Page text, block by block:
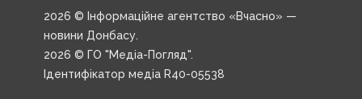
2026 © Інформаційне агентство «Вчасно» —
новини Донбасу.
2026 © ГО "Медіа-Погляд".
Ідентифікатор медіа R40-05538